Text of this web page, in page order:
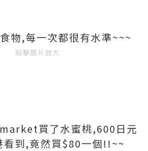
物,每一次都很有水準~~~
點擊圖片放大
買了水蜜桃,600日元
看到,竟然買$80一個!!~~